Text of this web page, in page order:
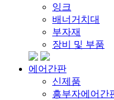
잉크
배너거치대
부자재
장비 및 부품
에어간판
신제품
흥부자에어간